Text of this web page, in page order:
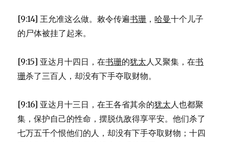
[9:14] 王允准这么做。敕令传遍书珊 ， 哈曼十个儿子
的尸体被挂了起来。
[9:15] 亚达月十四日，在书珊的犹太人又聚集，在书
珊杀了三百人，却没有下手夺取财物。
[9:16] 亚达月十三日，在王各省其余的犹太人也都聚
集，保护自己的性命，摆脱仇敌得享平安。他们杀了
七万五千个恨他们的人，却没有下手夺取财物；十四